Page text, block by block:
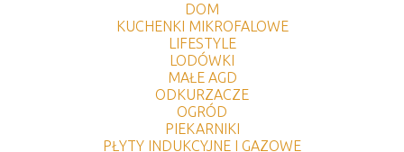
DOM
KUCHENKI MIKROFALOWE
LIFESTYLE
LODÓWKI
MAŁE AGD
ODKURZACZE
OGRÓD
PIEKARNIKI
PŁYTY INDUKCYJNE I GAZOWE